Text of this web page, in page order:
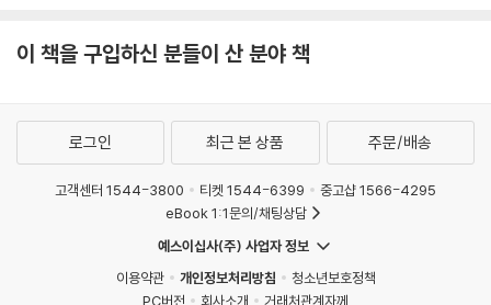
이 책을 구입하신 분들이 산 분야 책
로그인 최근 본 상품 주문/배송
고객센터 1544-3800 티켓 1544-6399
중고샵 1566-4295
eBook 1:1문의/채팅상담
예스이십사(주) 사업자 정보
이용약관
개인정보처리방침
청소년보호정책
PC버전
회사소개 거래처관계자께